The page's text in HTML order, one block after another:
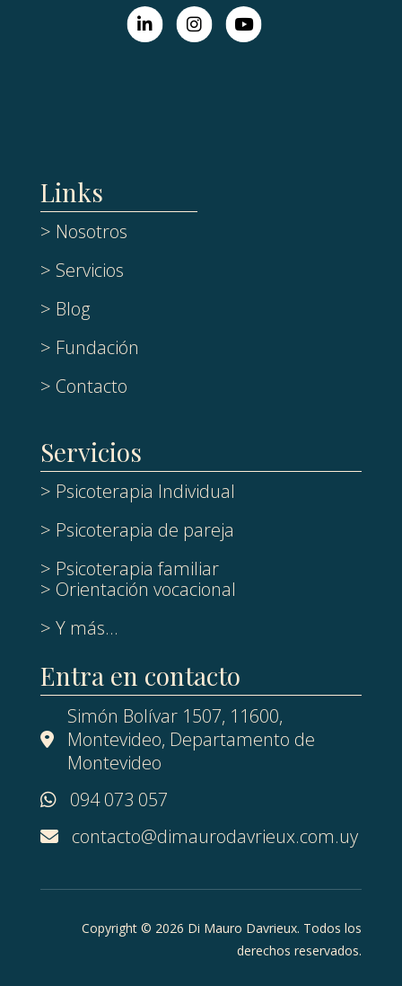
Links
> Nosotros
> Servicios
> Blog
> Fundación
> Contacto
Servicios
> Psicoterapia Individual
> Psicoterapia de pareja
> Psicoterapia familiar
> Orientación vocacional
> Y más...
Entra en contacto
Simón Bolívar 1507, 11600,
Montevideo, Departamento de
Montevideo
094 073 057
contacto@dimaurodavrieux.com.uy
Copyright © 2026 Di Mauro Davrieux. Todos los
derechos reservados.